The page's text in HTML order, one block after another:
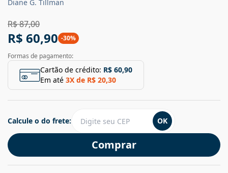
Diane G. Tillman
R$ 87,00
R$ 60,90 -30%
Formas de pagamento:
Cartão de crédito: R$ 60,90
Em até 3X de R$ 20,30
Comprar
Calcule o do frete: OK